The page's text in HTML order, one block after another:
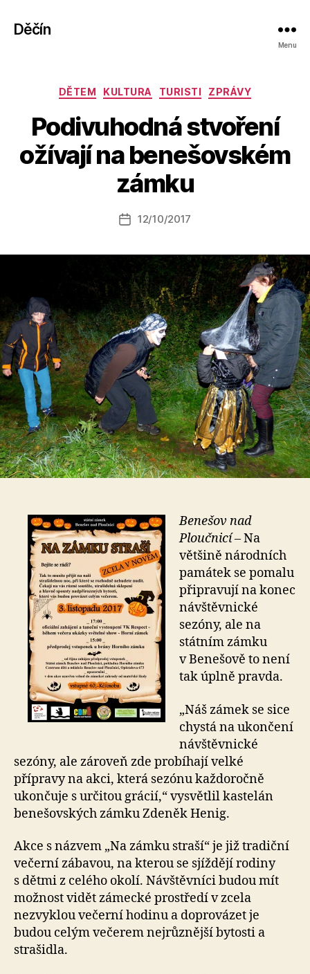
Děčín
Menu
Rubriky
DĚTEM KULTURA TURISTI ZPRÁVY
Podivuhodná stvoření
ožívají na benešovském
zámku
Autor
příspěvku
u
o
a
s
o
Datum
12/10/2017
Benešov nad
Ploučnicí –Na
většině národních
památek se pomalu
připravují na konec
návštěvnické
sezóny, ale na
státním zámku
v Benešově to není
tak úplně pravda.
„Náš zámek se sice
chystá na ukončení
návštěvnické
sezóny, ale zároveň zde probíhají velké
přípravy na akci, která sezónu každoročně
ukončuje s určitou grácií,“ vysvětlil kastelán
benešovských zámku Zdeněk Henig.
Akce s názvem „Na zámku straší“ je již tradiční
večerní zábavou, na kterou se sjíždějí rodiny
s dětmi z celého okolí. Návštěvníci budou mít
možnost vidět zámecké prostředí v zcela
nezvyklou večerní hodinu a doprovázet je
budou celým večerem nejrůznější bytosti a
strašidla.